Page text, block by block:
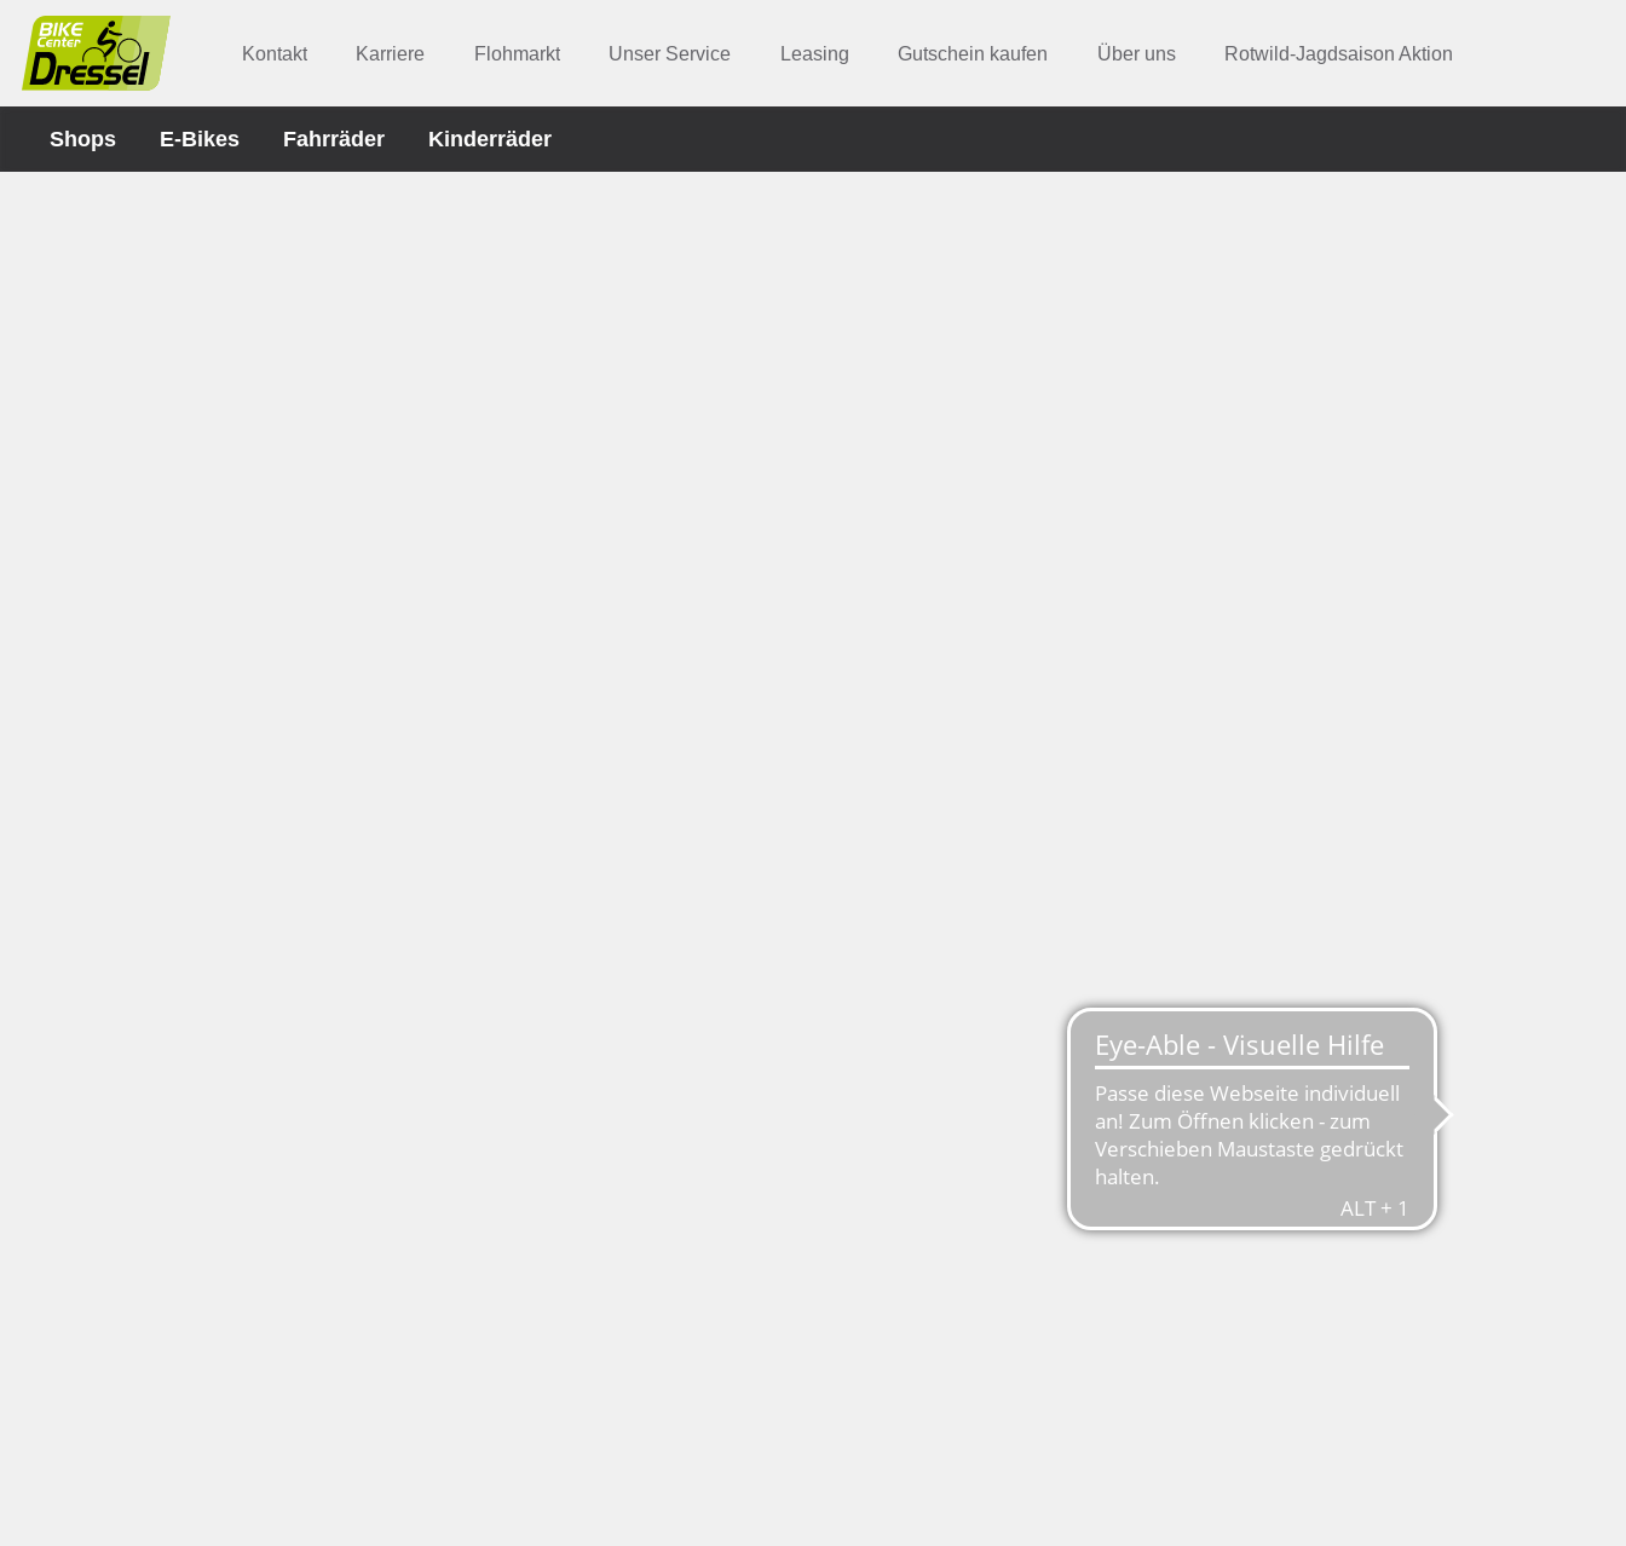
Kontakt Karriere Flohmarkt Unser Service Leasing Gutschein kaufen Über uns Rotwild-Jagdsaison Aktion
Shops E-Bikes Fahrräder Kinderräder